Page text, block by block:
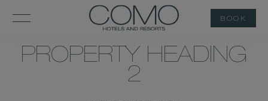
BOOK
PROPERTY
HEADING
PROPERTY HEADING
2